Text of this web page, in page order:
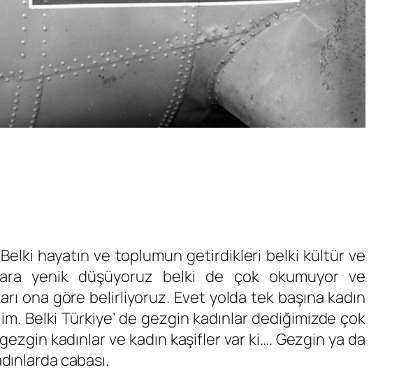
Belki hayatın ve toplumun getirdikleri belki kültür ve
yenik düşüyoruz belki de çok okumuyor ve
ona göre belirliyoruz. Evet yolda tek başına kadın
Belki Türkiye’ de gezgin kadınlar dediğimizde çok
kadınlar ve kadın kaşifler var ki…. Gezgin ya da
cabası.